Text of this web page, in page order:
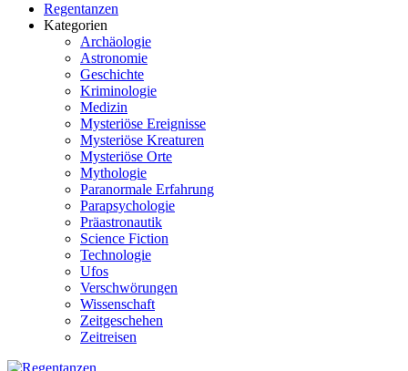
Regentanzen
Kategorien
Archäologie
Astronomie
Geschichte
Kriminologie
Medizin
Mysteriöse Ereignisse
Mysteriöse Kreaturen
Mysteriöse Orte
Mythologie
Paranormale Erfahrung
Parapsychologie
Präastronautik
Science Fiction
Technologie
Ufos
Verschwörungen
Wissenschaft
Zeitgeschehen
Zeitreisen